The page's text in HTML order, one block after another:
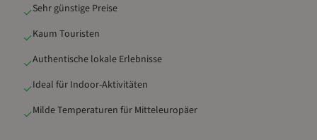
✓Sehr günstige Preise
✓Kaum Touristen
✓Authentische lokale Erlebnisse
✓Ideal für Indoor-Aktivitäten
✓Milde Temperaturen für Mitteleuropäer